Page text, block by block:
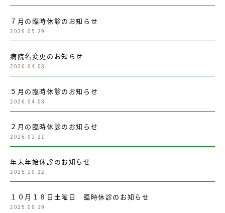
７月の臨時休診のお知らせ
2026.05.29
病院名変更のお知らせ
2026.04.08
５月の臨時休診のお知らせ
2026.04.08
２月の臨時休診のお知らせ
2026.01.21
年末年始休診のお知らせ
2025.10.22
１０月１８日土曜日 臨時休診のお知らせ
2025.09.19